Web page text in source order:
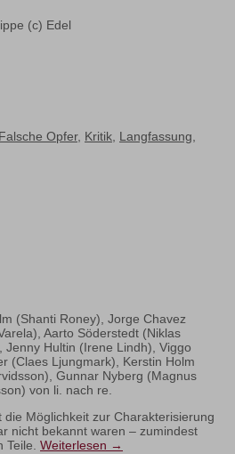
(c) Edel
Falsche Opfer, Kritik, Langfassung,
(Shanti Roney), Jorge Chavez
Aarto Söderstedt (Niklas
Jenny Hultin (Irene Lindh), Viggo
(Claes Ljungmark), Kerstin Holm
Gunnar Nyberg (Magnus
von li. nach re.
Möglichkeit zur Charakterisierung
nicht bekannt waren – zumindest
Teile. Weiterlesen →